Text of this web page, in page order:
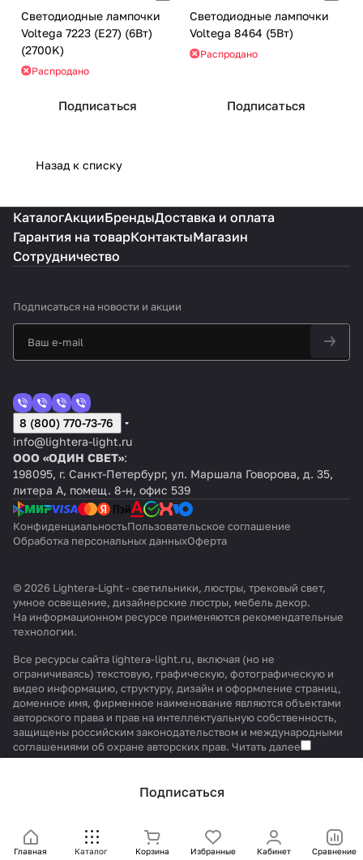
Светодиодные лампочки
Voltega 7223 (E27) (6Вт)
(2700K)
Распродано
Подписаться
Светодиодные лампочки
Voltega 8464 (5Вт)
Распродано
Подписаться
Назад к списку
Подписаться
Главная Каталог Корзина Избранные Кабинет Сравнение
КаталогАкцииБрендыДоставка и оплата
Гарантия на товарКонтактыМагазин
Сотрудничество
Подписаться на новости и акции
8 (800) 770-73-76
info@lightera-light.ru
ООО «ОДИН СВЕТ»:
198095, г. Санкт-Петербург, ул. Маршала Говорова, д. 35,
литера А, помещ. 8-н, офис 539
КонфиденциальностьПользовательское соглашение
Обработка персональных данныхОферта
© 2026 Lightera-Light - светильники, люстры, трековый свет,
умное освещение, дизайнерские люстры, мебель декор.
На информационном ресурсе применяются рекомендательные
технологии.
Все ресурсы сайта lightera-light.ru, включая (но не
ограничиваясь) текстовую, графическую, фотографическую и
видео информацию, структуру, дизайн и оформление страниц,
доменное имя, фирменное наименование являются объектами
авторского права и прав на интеллектуальную собственность,
защищены российским законодательством и международными
соглашениями об охране авторских прав. Читать далее